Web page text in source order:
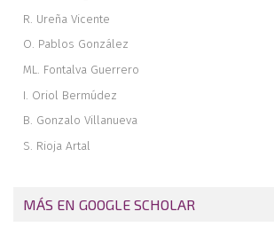
R. Ureña Vicente
O. Pablos González
ML. Fontalva Guerrero
I. Oriol Bermúdez
B. Gonzalo Villanueva
S. Rioja Artal
MÁS EN GOOGLE SCHOLAR